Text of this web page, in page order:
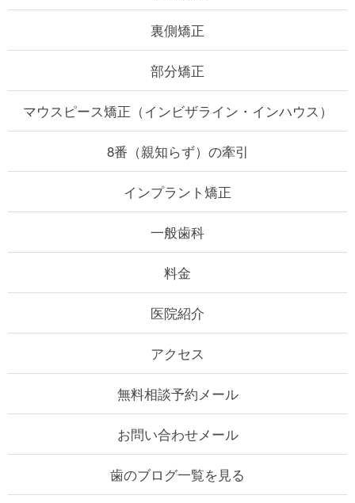
裏側矯正
部分矯正
マウスピース矯正 （インビザライン・インハウス）
8番（親知らず）の牽引
インプラント矯正
一般歯科
料金
医院紹介
アクセス
無料相談予約メール
お問い合わせメール
歯のブログ一覧を見る